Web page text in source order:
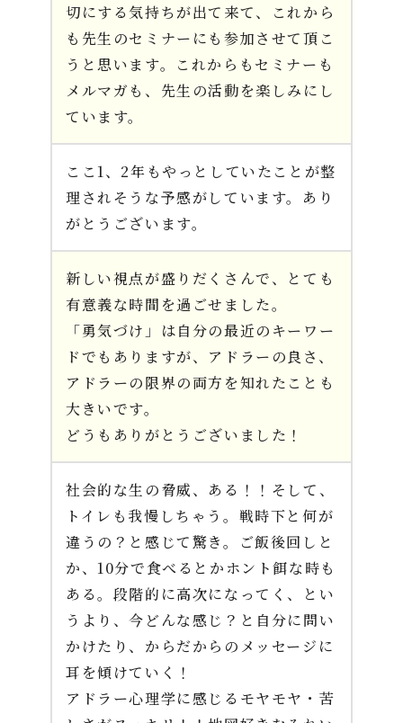
切にする気持ちが出て来て、これから
も先生のセミナーにも参加させて頂こ
うと思います。これからもセミナーも
メルマガも、先生の活動を楽しみにし
ています。
ここ1、2年もやっとしていたことが整
理されそうな予感がしています。あり
がとうございます。
新しい視点が盛りだくさんで、とても
有意義な時間を過ごせました。
「勇気づけ」は自分の最近のキーワー
ドでもありますが、アドラーの良さ、
アドラーの限界の両方を知れたことも
大きいです。
どうもありがとうございました！
社会的な生の脅威、ある！！そして、
トイレも我慢しちゃう。戦時下と何が
違うの？と感じて驚き。ご飯後回しと
か、10分で食べるとかホント餌な時も
ある。段階的に高次になってく、とい
うより、今どんな感じ？と自分に問い
かけたり、からだからのメッセージに
耳を傾けていく！
アドラー心理学に感じるモヤモヤ・苦